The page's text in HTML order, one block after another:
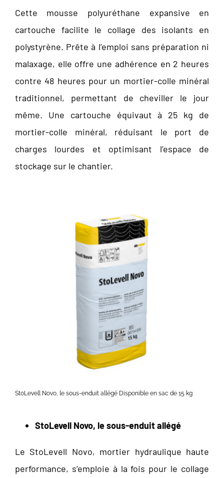
Cette mousse polyuréthane expansive en
cartouche facilite le collage des isolants en
polystyrène. Prête à l’emploi sans préparation ni
malaxage, elle offre une adhérence en 2 heures
contre 48 heures pour un mortier-colle minéral
traditionnel, permettant de cheviller le jour
même. Une cartouche équivaut à 25 kg de
mortier-colle minéral, réduisant le port de
charges lourdes et optimisant l’espace de
stockage sur le chantier.
StoLevell Novo, le sous-enduit allégé Disponible en sac de 15 kg
StoLevell Novo, le sous-enduit allégé
Le StoLevell Novo, mortier hydraulique haute
performance, s’emploie à la fois pour le collage